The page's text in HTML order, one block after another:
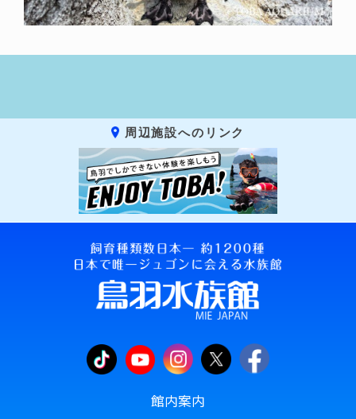
周辺施設へのリンク
館内案内